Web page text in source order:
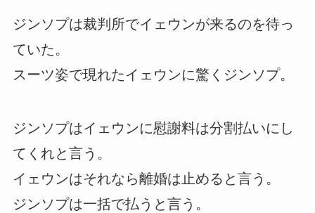
ジンソプは裁判所でイェウンが来るのを待っ
ていた。
スーツ姿で現れたイェウンに驚くジンソプ。
ジンソプはイェウンに慰謝料は分割払いにし
てくれと言う。
イェウンはそれなら離婚は止めると言う。
ジンソプは一括で払うと言う。